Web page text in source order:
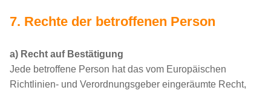
7. Rechte der betroffenen Person
a) Recht auf Bestätigung
Jede betroffene Person hat das vom Europäischen
Richtlinien- und Verordnungsgeber eingeräumte Recht,